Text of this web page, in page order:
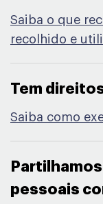
Saiba o que
recolhido e
Tem
Saiba como
pessoais